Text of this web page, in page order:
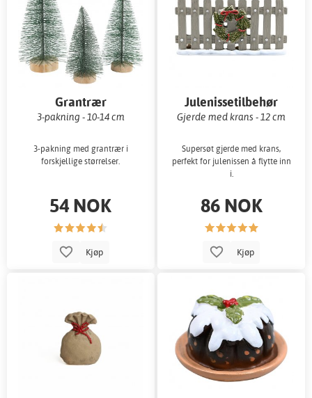
Grantrær
3-pakning - 10-14 cm
3-pakning med grantrær i
forskjellige størrelser.
54 NOK
Kjøp
Julenissetilbehør
Gjerde med krans - 12 cm
Supersøt gjerde med krans,
perfekt for julenissen å flytte inn
i.
86 NOK
Kjøp